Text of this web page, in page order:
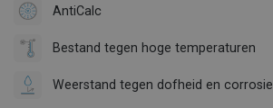
AntiCalc
Bestand tegen hoge temperaturen
Weerstand tegen dofheid en corrosie